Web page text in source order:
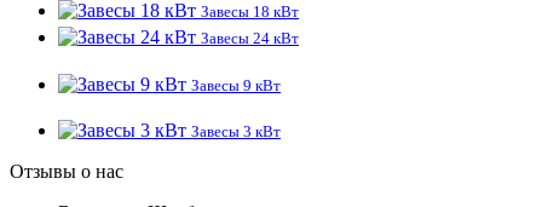
Завесы 18 кВт
Завесы 24 кВт
Завесы 9 кВт
Завесы 3 кВт
Отзывы о нас